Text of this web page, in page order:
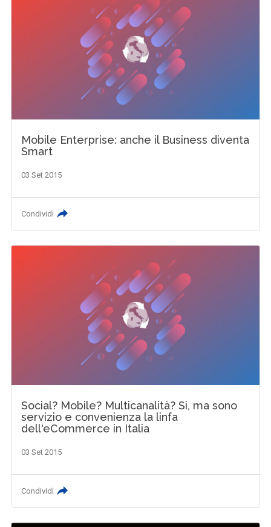
Mobile Enterprise: anche il Business diventa
Smart
03 Set 2015
Condividi
Social? Mobile? Multicanalità? Si, ma sono
servizio e convenienza la linfa
dell'eCommerce in Italia
03 Set 2015
Condividi